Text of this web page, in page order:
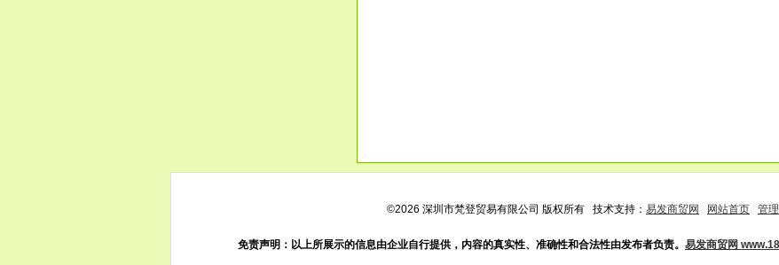
©2026 深圳市梵登贸易有限公司 版权所有 技术支持： 易发商贸网 网站首页 管
免责声明：以上所展示的信息由企业自行提供，内容的真实性、准确性和合法性由发布者负责。 易发商贸网